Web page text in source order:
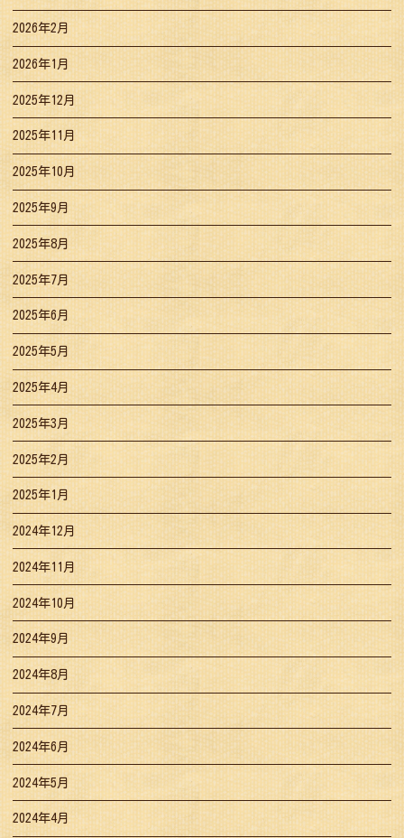
2026年2月
2026年1月
2025年12月
2025年11月
2025年10月
2025年9月
2025年8月
2025年7月
2025年6月
2025年5月
2025年4月
2025年3月
2025年2月
2025年1月
2024年12月
2024年11月
2024年10月
2024年9月
2024年8月
2024年7月
2024年6月
2024年5月
2024年4月